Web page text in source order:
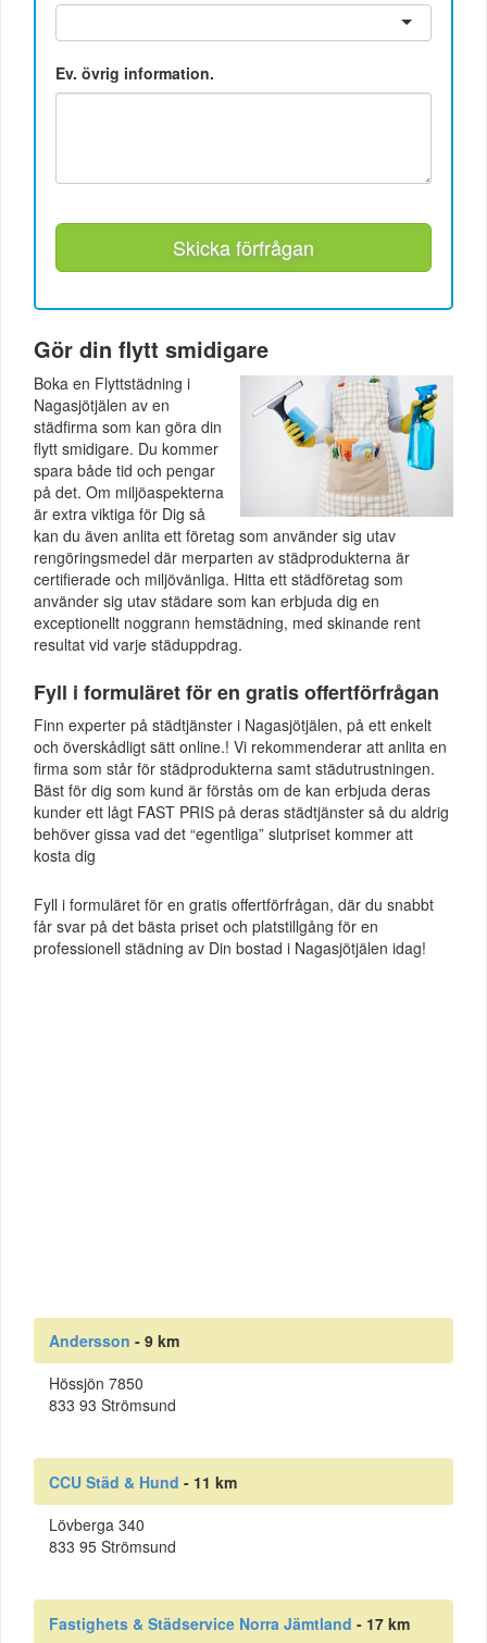
Ev. övrig information.
Skicka förfrågan
Gör din flytt smidigare
Boka en Flyttstädning i
Nagasjötjälen av en
städfirma som kan göra din
flytt smidigare. Du kommer
spara både tid och pengar
på det. Om miljöaspekterna
är extra viktiga för Dig så
kan du även anlita ett företag som använder sig utav
rengöringsmedel där merparten av städprodukterna är
certifierade och miljövänliga. Hitta ett städföretag som
använder sig utav städare som kan erbjuda dig en
exceptionellt noggrann hemstädning, med skinande rent
resultat vid varje städuppdrag.
Fyll i formuläret för en gratis offertförfrågan
Finn experter på städtjänster i Nagasjötjälen, på ett enkelt
och överskådligt sätt online.! Vi rekommenderar att anlita en
firma som står för städprodukterna samt städutrustningen.
Bäst för dig som kund är förstås om de kan erbjuda deras
kunder ett lågt FAST PRIS på deras städtjänster så du aldrig
behöver gissa vad det “egentliga” slutpriset kommer att
kosta dig
Fyll i formuläret för en gratis offertförfrågan, där du snabbt
får svar på det bästa priset och platstillgång för en
professionell städning av Din bostad i Nagasjötjälen idag!
Andersson - 9 km
Hössjön 7850
833 93 Strömsund
CCU Städ & Hund - 11 km
Lövberga 340
833 95 Strömsund
Fastighets & Städservice Norra Jämtland - 17 km